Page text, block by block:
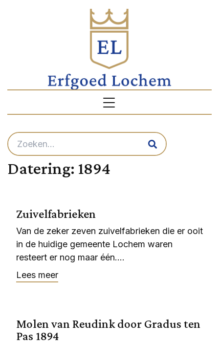
Datering: 1894
Zuivelfabrieken
Van de zeker zeven zuivelfabrieken die er ooit
in de huidige gemeente Lochem waren
resteert er nog maar één....
Lees meer
Molen van Reudink door Gradus ten
Pas 1894